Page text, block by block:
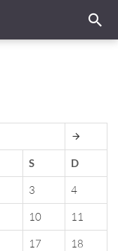
S D
3
4
10
11
17
18